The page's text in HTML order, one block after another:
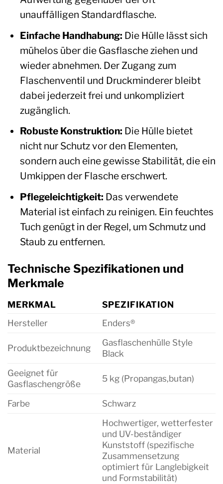
unauffälligen Standardflasche.
Einfache Handhabung: Die Hülle lässt sich
mühelos über die Gasflasche ziehen und
wieder abnehmen. Der Zugang zum
Flaschenventil und Druckminderer bleibt
dabei jederzeit frei und unkompliziert
zugänglich.
Robuste Konstruktion: Die Hülle bietet
nicht nur Schutz vor den Elementen,
sondern auch eine gewisse Stabilität, die ein
Umkippen der Flasche erschwert.
Pflegeleichtigkeit: Das verwendete
Material ist einfach zu reinigen. Ein feuchtes
Tuch genügt in der Regel, um Schmutz und
Staub zu entfernen.
Technische Spezifikationen und
Merkmale
MERKMAL
SPEZIFIKATION
Hersteller
Enders®
Produktbezeichnung
Gasflaschenhülle Style
Black
Geeignet für
Gasflaschengröße
5 kg (Propangas,butan)
Farbe Schwarz
Material
Hochwertiger, wetterfester
und UV-beständiger
Kunststoff (spezifische
Zusammensetzung
optimiert für Langlebigkeit
und Formstabilität)